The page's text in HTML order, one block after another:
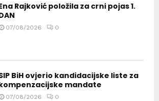
Rajković položila za crni pojas 1.
07/08/2026 0
BiH ovjerio kandidacijske liste za
mandate
07/08/2026 0